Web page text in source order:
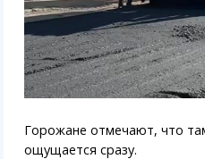
Горожане отмечают, что
ощущается сразу.